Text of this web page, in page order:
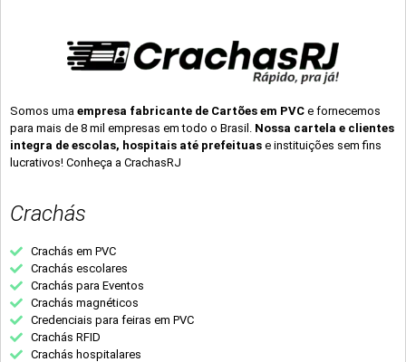
Somos uma empresa fabricante de Cartões em PVC e fornecemos
para mais de 8 mil empresas em todo o Brasil. Nossa cartela e clientes
integra de escolas, hospitais até prefeituas e instituições sem fins
lucrativos! Conheça a CrachasRJ
Crachás
Crachás em PVC
Crachás escolares
Crachás para Eventos
Crachás magnéticos
Credenciais para feiras em PVC
Crachás RFID
Crachás hospitalares